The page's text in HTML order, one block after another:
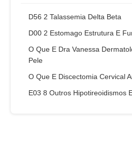
D56 2 Talassemia Delta Beta
D00 2 Estomago Estrutura E
O Que E Dra Vanessa
Pele
O Que E Discectomia Cervical
E03 8 Outros Hipotireoidismos